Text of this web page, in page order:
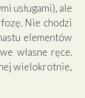
usługami), ale
Nie chodzi
elementów
własne ręce.
wielokrotnie,